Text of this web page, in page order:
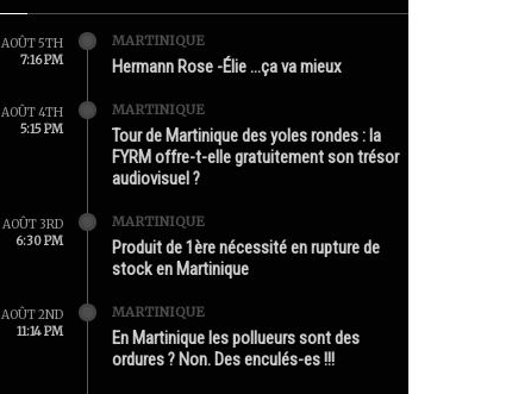
AOÛT 5TH
7:16 PM
MARTINIQUE
Hermann Rose -Élie …ça va mieux
AOÛT 4TH
5:15 PM
MARTINIQUE
Tour de Martinique des yoles rondes : la
FYRM offre-t-elle gratuitement son trésor
audiovisuel ?
AOÛT 3RD
6:30 PM
MARTINIQUE
Produit de 1ère nécessité en rupture de
stock en Martinique
AOÛT 2ND
11:14 PM
MARTINIQUE
En Martinique les pollueurs sont des
ordures ? Non. Des enculés-es !!!